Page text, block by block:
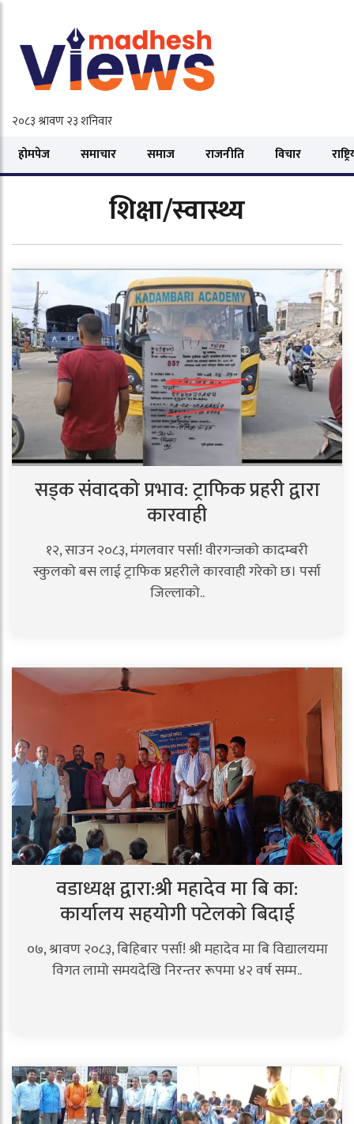
होमपेज समाचार समाज राजनीति विचार
शिक्षा/स्वास्थ्य
सड्क संवादको प्रभाव: ट्राफिक प्रहरी द्वारा
कारवाही
१२, साउन २०८३, मंगलवार पर्सा! वीरगन्जको कादम्बरी
स्कुलको बस लाई ट्राफिक प्रहरीले कारवाही गरेको छ। पर्सा
जिल्लाको..
वडाध्यक्ष द्वारा:श्री महादेव मा बि का:
कार्यालय सहयोगी पटेलको बिदाई
०७, श्रावण २०८३, बिहिबार पर्सा! श्री महादेव मा बि विद्यालयमा
विगत लामो समयदेखि निरन्तर रूपमा ४२ वर्ष सम्म..